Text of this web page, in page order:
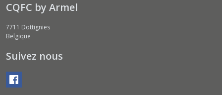
CQFC by Armel
7711 Dottignies
Belgique
Suivez nous